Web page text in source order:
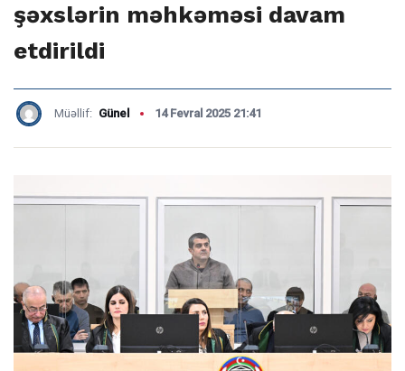
şəxslərin məhkəməsi davam
etdirildi
Müəllif: Günel 14 Fevral 2025 21:41